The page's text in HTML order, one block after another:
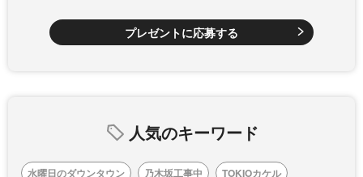
プレゼントに応募する
人気のキーワード
水曜日のダウンタウン 乃木坂工事中
TOKIOカケル